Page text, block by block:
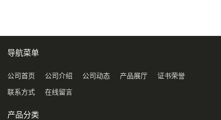
导航菜单
公司首页 公司介绍 公司动态 产品展厅 证书荣誉
联系方式 在线留言
产品分类